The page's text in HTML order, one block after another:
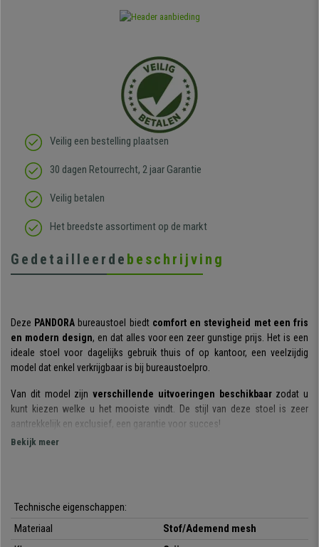
Veilig een bestelling plaatsen
30 dagen Retourrecht, 2 jaar Garantie
Veilig betalen
Het breedste assortiment op de markt
Gedetailleerde beschrijving
Deze PANDORA bureaustoel biedt comfort en stevigheid met een fris
en modern design, en dat alles voor een zeer gunstige prijs. Het is een
ideale stoel voor dagelijks gebruik thuis of op kantoor, een veelzijdig
model dat enkel verkrijgbaar is bij bureaustoelpro.
Van dit model zijn verschillende uitvoeringen beschikbaarzodat u
kunt kiezen welke u het mooiste vindt. De stijl van deze stoel is zeer
aantrekkelijk en exclusief, een garantie voor succes!
De rugleuning is gemaakt van ademend mesh en heeft een
verstelbaar , ideaal om op een comfortabele en gemakkelijke manier een
optimale lichaamshouding te behouden.
Bekijk meer
Technische eigenschappen:
Materiaal
Stof/Ademend mesh